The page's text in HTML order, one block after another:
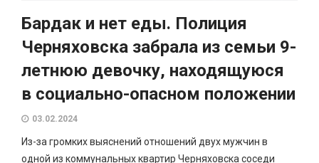
Бардак и нет еды. Полиция
Черняховска забрала из семьи 9-
летнюю девочку, находящуюся
в социально-опасном положении
03.02.2024
Из-за громких выяснений отношений двух мужчин в
одной из коммунальных квартир Черняховска соседи